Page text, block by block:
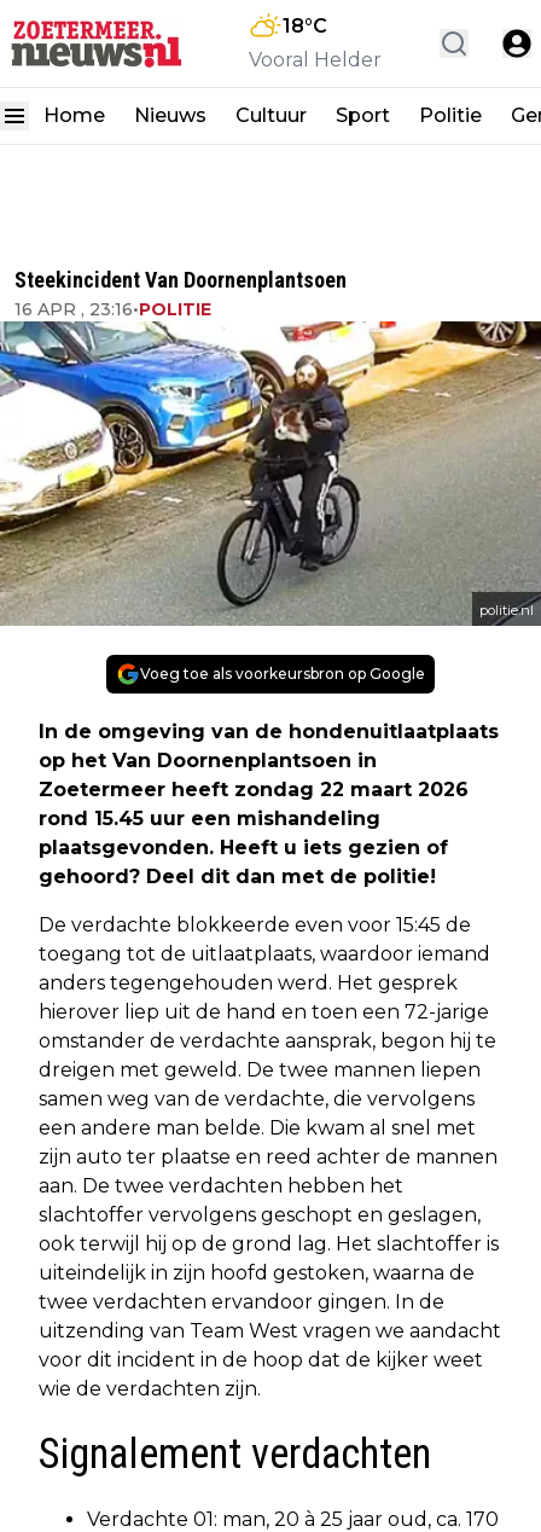
18°C
Vooral Helder
Home Nieuws Cultuur Sport Politie
Steekincident Van Doornenplantsoen
16 APR , 23:16•POLITIE
politie.nl
Voeg toe als voorkeursbron op Google
In de omgeving van de hondenuitlaatplaats
op het Van Doornenplantsoen in
Zoetermeer heeft zondag 22 maart 2026
rond 15.45 uur een mishandeling
plaatsgevonden. Heeft u iets gezien of
gehoord? Deel dit dan met de politie!
De verdachte blokkeerde even voor 15:45 de
toegang tot de uitlaatplaats, waardoor iemand
anders tegengehouden werd. Het gesprek
hierover liep uit de hand en toen een 72-jarige
omstander de verdachte aansprak, begon hij te
dreigen met geweld. De twee mannen liepen
samen weg van de verdachte, die vervolgens
een andere man belde. Die kwam al snel met
zijn auto ter plaatse en reed achter de mannen
aan. De twee verdachten hebben het
slachtoffer vervolgens geschopt en geslagen,
ook terwijl hij op de grond lag. Het slachtoffer is
uiteindelijk in zijn hoofd gestoken, waarna de
twee verdachten ervandoor gingen. In de
uitzending van Team West vragen we aandacht
voor dit incident in de hoop dat de kijker weet
wie de verdachten zijn.
Signalement verdachten
Verdachte 01: man, 20 à 25 jaar oud, ca. 170